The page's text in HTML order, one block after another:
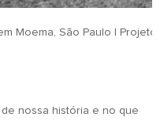
Moema, São Paulo |
nossa história e no que